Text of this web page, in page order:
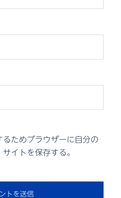
ためブラウザーに自分の
イトを保存する。